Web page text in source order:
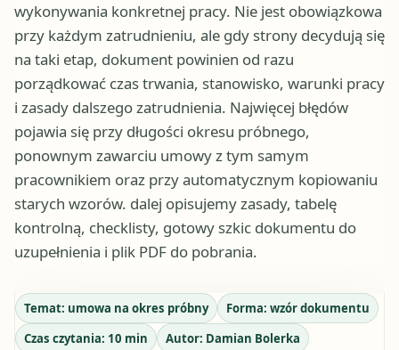
wykonywania konkretnej pracy. Nie jest obowiązkowa
przy każdym zatrudnieniu, ale gdy strony decydują się
na taki etap, dokument powinien od razu
porządkować czas trwania, stanowisko, warunki pracy
i zasady dalszego zatrudnienia. Najwięcej błędów
pojawia się przy długości okresu próbnego,
ponownym zawarciu umowy z tym samym
pracownikiem oraz przy automatycznym kopiowaniu
starych wzorów. dalej opisujemy zasady, tabelę
kontrolną, checklisty, gotowy szkic dokumentu do
uzupełnienia i plik PDF do pobrania.
Temat: umowa na okres próbny Forma: wzór dokumentu
Czas czytania: 10 min Autor: Damian Bolerka